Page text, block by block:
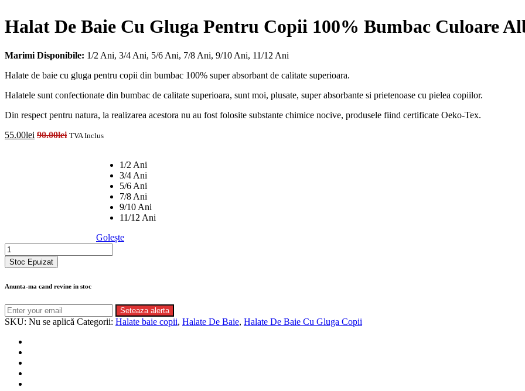
Halat De Baie Cu Gluga Pentru Copii 100% Bumbac Culoare
Marimi Disponibile: 1/2 Ani, 3/4 Ani, 5/6 Ani, 7/8 Ani, 9/10 Ani, 11/12 Ani
Halate de baie cu gluga pentru copii din bumbac 100% super absorbant de calitate superioara.
Halatele sunt confectionate din bumbac de calitate superioara, sunt moi, plusate, super absorbante si prietenoase cu pielea copiilor.
Din respect pentru natura, la realizarea acestora nu au fost folosite substante chimice nocive, produsele fiind certificate Oeko-Tex.
55.00lei 90.00lei TVA Inclus
1/2 Ani
3/4 Ani
5/6 Ani
7/8 Ani
9/10 Ani
11/12 Ani
Golește
Cantitate
Halat
De
Cu
Pentru
Copii
Bumbac
Culoare
Albastra
Stoc Epuizat
Anunta-ma cand revine in stoc
Seteaza alerta
SKU: Nu se aplică Categorii: Halate baie copii, Halate De Baie, Halate De Baie Cu Gluga Copii